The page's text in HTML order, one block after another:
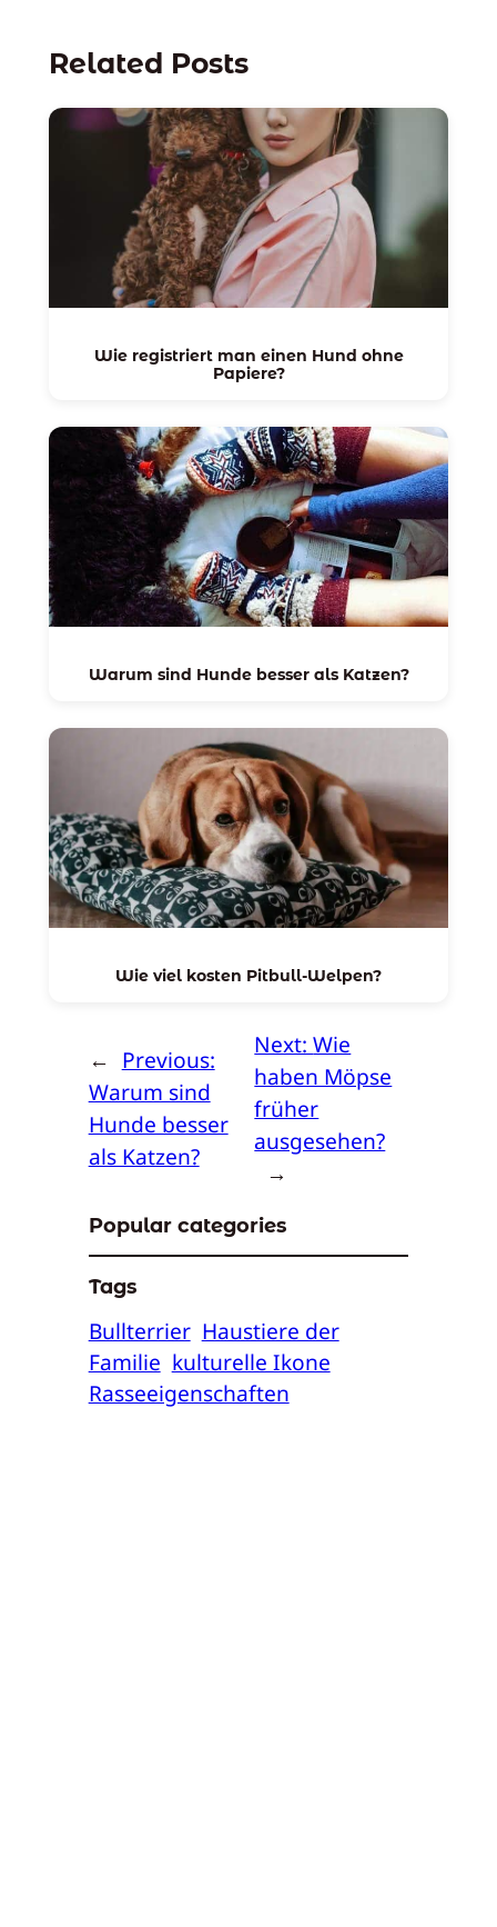
Related Posts
Wie registriert man einen Hund ohne
Papiere?
Warum sind Hunde besser als Katzen?
Wie viel kosten Pitbull-Welpen?
← Previous:
Warum sind
Hunde besser
als Katzen?
Next:Wie
haben Möpse
früher
ausgesehen?
→
Popular categories
Tags
Bullterrier Haustiere der
Familie kulturelle Ikone
Rasseeigenschaften